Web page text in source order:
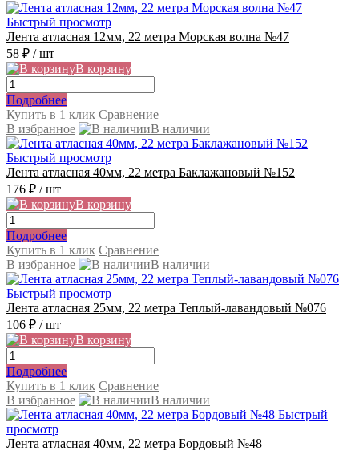
Быстрый просмотр
Лента атласная 12мм, 22 метра Морская волна №47
58 ₽ / шт
В корзину
Подробнее
Купить в 1 клик Сравнение
В избранное
В наличии
Быстрый просмотр
Лента атласная 40мм, 22 метра Баклажановый №152
176 ₽ / шт
В корзину
Подробнее
Купить в 1 клик Сравнение
В избранное
В наличии
Быстрый просмотр
Лента атласная 25мм, 22 метра Теплый-лавандовый №076
106 ₽ / шт
В корзину
Подробнее
Купить в 1 клик Сравнение
В избранное
В наличии
Быстрый
просмотр
Лента атласная 40мм, 22 метра Бордовый №48